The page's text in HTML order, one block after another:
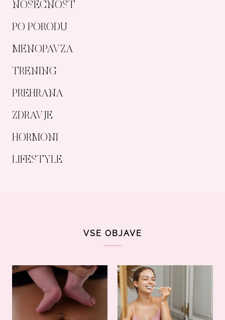
NOSEČNOST
PO PORODU
MENOPAVZA
TRENING
PREHRANA
ZDRAVJE
HORMONI
LIFESTYLE
VSE OBJAVE